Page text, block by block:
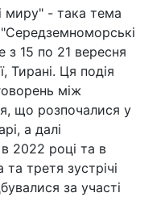
миру" - така тема
з 15 по 21 вересня
Тирані. Ця подія
між
що розпочалися у
а далі
2022 році та в
третя зустрічі
за участі